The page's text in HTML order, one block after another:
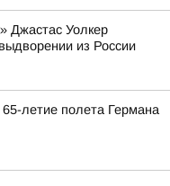
Джастас Уолкер
из России
летие полета Германа